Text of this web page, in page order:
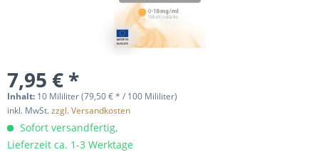
7,95 € *
Inhalt: 10 Mililiter (79,50 € * / 100 Mililiter)
inkl. MwSt.zzgl. Versandkosten
Sofort versandfertig,
Lieferzeit ca. 1-3 Werktage